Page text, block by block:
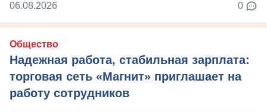
06.08.2026 0
Общество
Надежная работа, стабильная зарплата:
торговая сеть «Магнит» приглашает на
работу сотрудников